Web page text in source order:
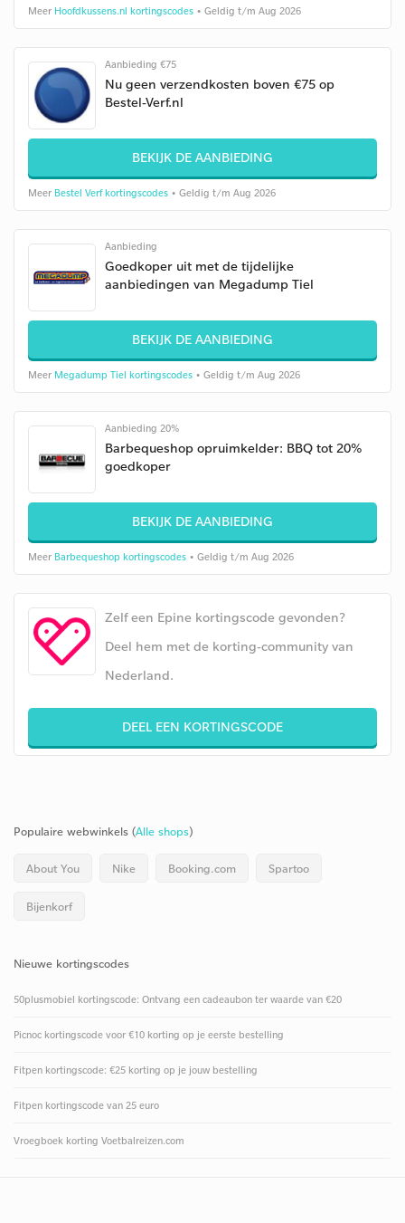
Meer Hoofdkussens.nl kortingscodes • Geldig t/m Aug 2026
Aanbieding €75
Nu geen verzendkosten boven €75 op
Bestel-Verf.nl
BEKIJK DE AANBIEDING
Meer Bestel Verf kortingscodes • Geldig t/m Aug 2026
Aanbieding
Goedkoper uit met de tijdelijke
aanbiedingen van Megadump Tiel
BEKIJK DE AANBIEDING
Meer Megadump Tiel kortingscodes • Geldig t/m Aug 2026
Aanbieding 20%
Barbequeshop opruimkelder: BBQ tot 20%
goedkoper
BEKIJK DE AANBIEDING
Meer Barbequeshop kortingscodes • Geldig t/m Aug 2026
Zelf een Epine kortingscode gevonden?
Deel hem met de korting-community van
Nederland.
DEEL EEN KORTINGSCODE
Populaire webwinkels (Alle shops)
About You Nike Booking.com Spartoo
Bijenkorf
Nieuwe kortingscodes
50plusmobiel kortingscode: Ontvang een cadeaubon ter waarde van €20
Picnoc kortingscode voor €10 korting op je eerste bestelling
Fitpen kortingscode: €25 korting op je jouw bestelling
Fitpen kortingscode van 25 euro
Vroegboek korting Voetbalreizen.com